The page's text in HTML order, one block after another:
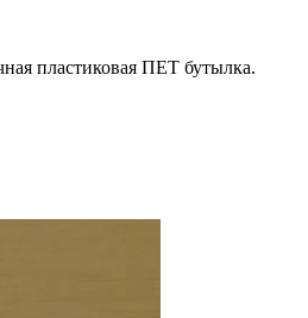
пластиковая ПЕТ бутылка.